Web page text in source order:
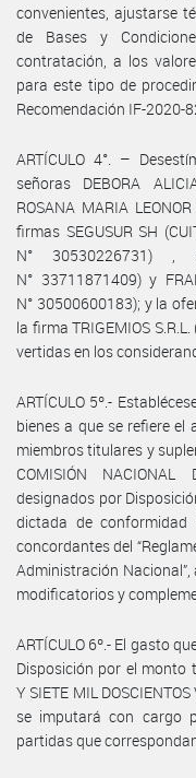
convenientes, ajustarse
de Bases y
contratación, a los
para este tipo de
Recomendación IF-2020-
ARTÍCULO 4°. –
señoras DEBORA
ROSANA MARIA
firmas SEGUSUR SH
N° 30530226731) ,
N° 33711871409) y
N° 30500600183); y la
la firma TRIGEMIOS
vertidas en los
ARTÍCULO 5º.-
bienes a que se refiere el
miembros titulares y
COMISIÓN NACIONAL
designados por
dictada de
concordantes del
Administración
modificatorios y
ARTÍCULO 6º.- El gasto
Disposición por el monto
Y SIETE MIL
se imputará con cargo
partidas que